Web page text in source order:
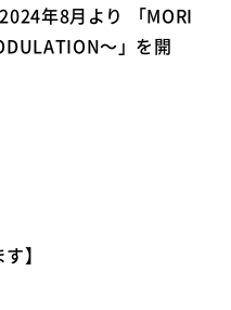
年8月より 「MORI
～」を開
】